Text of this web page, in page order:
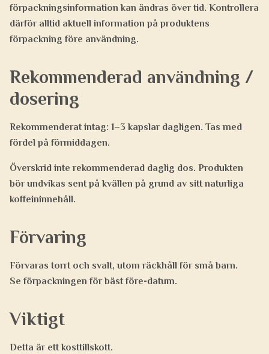
förpackningsinformation kan ändras över tid. Kontrollera
därför alltid aktuell information på produktens
förpackning före användning.
Rekommenderad användning /
dosering
Rekommenderat intag: 1–3 kapslar dagligen. Tas med
fördel på förmiddagen.
Överskrid inte rekommenderad daglig dos. Produkten
bör undvikas sent på kvällen på grund av sitt naturliga
koffeininnehåll.
Förvaring
Förvaras torrt och svalt, utom räckhåll för små barn.
Se förpackningen för bäst före-datum.
Viktigt
Detta är ett kosttillskott.